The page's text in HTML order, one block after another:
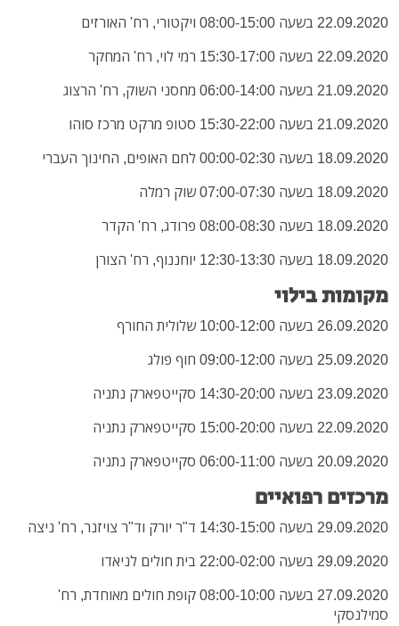
22.09.2020 בשעה 08:00-15:00 ויקטורי, רח' האורזים
22.09.2020 בשעה 15:30-17:00 רמי לוי, רח' המחקר
21.09.2020 בשעה 06:00-14:00 מחסני השוק, רח' הרצוג
21.09.2020 בשעה 15:30-22:00 סטופ מרקט מרכז סוהו
18.09.2020 בשעה 00:00-02:30 לחם האופים, החינוך העברי
18.09.2020 בשעה 07:00-07:30 שוק רמלה
18.09.2020 בשעה 08:00-08:30 פרודג, רח' הקדר
18.09.2020 בשעה 12:30-13:30 יוחננוף, רח' הצורן
מקומות בילוי
26.09.2020 בשעה 10:00-12:00 שלולית החורף
25.09.2020 בשעה 09:00-12:00 חוף פולג
23.09.2020 בשעה 14:30-20:00 סקייטפארק נתניה
22.09.2020 בשעה 15:00-20:00 סקייטפארק נתניה
20.09.2020 בשעה 06:00-11:00 סקייטפארק נתניה
מרכזים רפואיים
29.09.2020 בשעה 14:30-15:00 ד"ר יורק וד"ר צויזנר, רח' ניצה
29.09.2020 בשעה 22:00-02:00 בית חולים לניאדו
27.09.2020 בשעה 08:00-10:00 קופת חולים מאוחדת, רח'
סמילנסקי